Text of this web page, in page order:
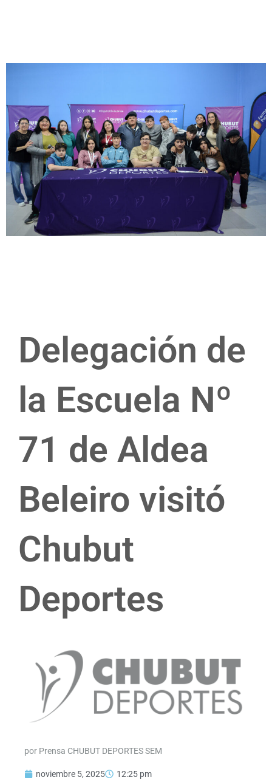
Delegación de
la Escuela Nº
71 de Aldea
Beleiro visitó
Chubut
Deportes
por Prensa CHUBUT DEPORTES SEM
noviembre 5, 2025 12:25 pm